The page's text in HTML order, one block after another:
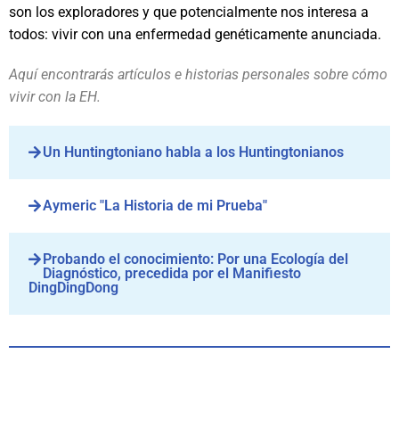
son los exploradores y que potencialmente nos interesa a
todos: vivir con una enfermedad genéticamente anunciada.
Aquí encontrarás artículos e historias personales sobre cómo
vivir con la EH.
Un Huntingtoniano habla a los Huntingtonianos
Aymeric "La Historia de mi Prueba"
Probando el conocimiento: Por una Ecología del
Diagnóstico, precedida por el Manifiesto
DingDingDong